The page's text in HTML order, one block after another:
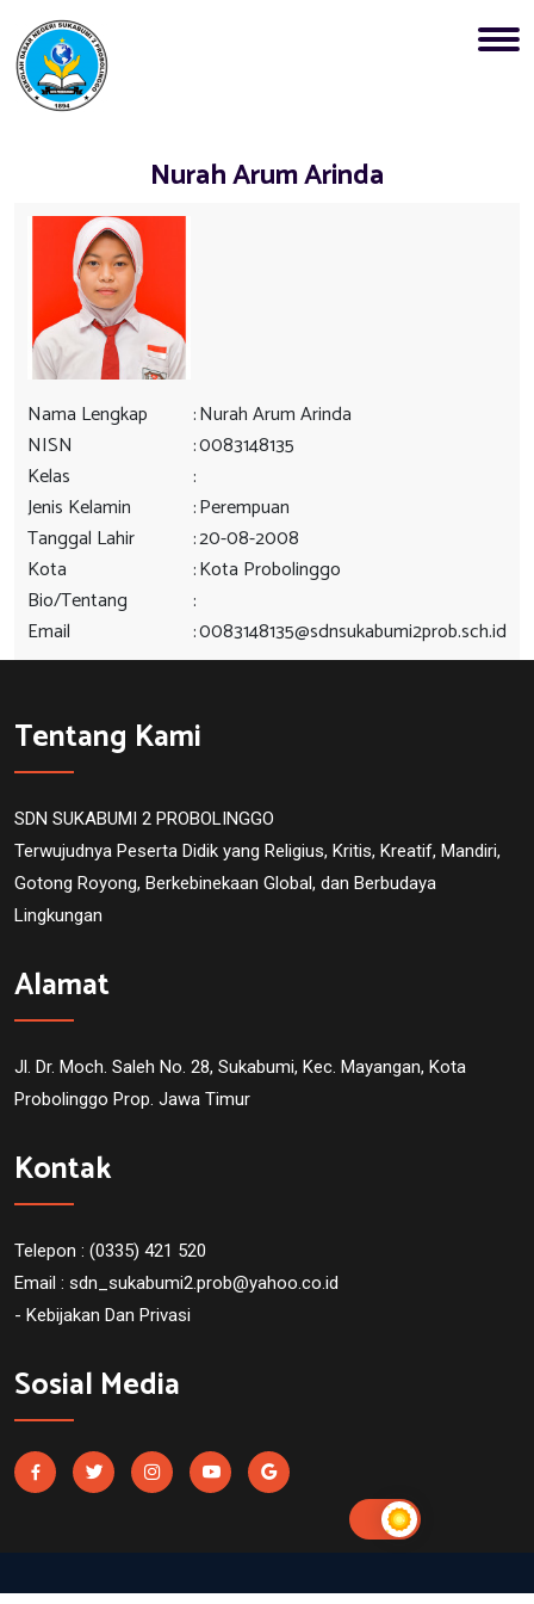
Nurah Arum Arinda
Nama Lengkap :Nurah Arum Arinda
NISN
:0083148135
Kelas
:
Jenis Kelamin
:Perempuan
Tanggal Lahir
:20-08-2008
Kota
:Kota Probolinggo
Bio/Tentang
:
Email
:0083148135@sdnsukabumi2prob.sch.id
Tentang Kami
SDN SUKABUMI 2 PROBOLINGGO
Terwujudnya Peserta Didik yang Religius, Kritis, Kreatif, Mandiri,
Gotong Royong, Berkebinekaan Global, dan Berbudaya
Lingkungan
Alamat
Jl. Dr. Moch. Saleh No. 28, Sukabumi, Kec. Mayangan, Kota
Probolinggo Prop. Jawa Timur
Kontak
Telepon : (0335) 421 520
Email : sdn_sukabumi2.prob@yahoo.co.id
- Kebijakan Dan Privasi
Sosial Media